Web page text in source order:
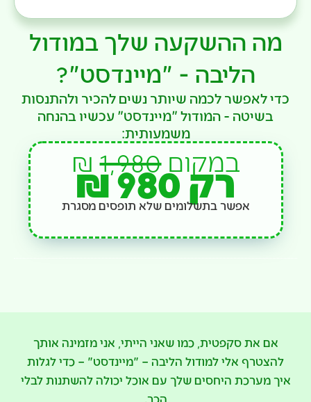
מה ההשקעה שלך במודול
הליבה - "מיינדסט"?
כדי לאפשר לכמה שיותר נשים להכיר ולהתנסות
בשיטה - המודול "מיינדסט" עכשיו בהנחה
משמעותית:
במקום1,980
₪ רק 980 ₪
אפשר בתשלומים שלא תופסים מסגרת
אם את סקפטית, כמו שאני הייתי, אני מזמינה אותך
להצטרף אלילמודול הליבה – "מיינדסט" – כדי לגלות
איך מערכת היחסים שלך עם אוכל יכולה להשתנות לבלי
הכר.